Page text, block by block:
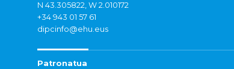
N 43.305822, W 2.010172
+34 943 01 57 61
dipcinfo@ehu.eus
Patronatua